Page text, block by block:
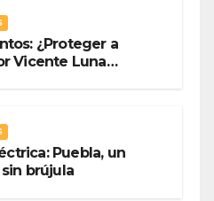
¿Proteger a
Vicente Luna
Puebla, un
brújula